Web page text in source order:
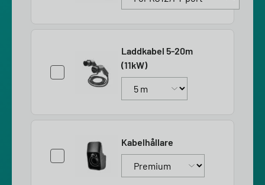
Laddkabel 5-20m
(11kW)
Kabelhållare